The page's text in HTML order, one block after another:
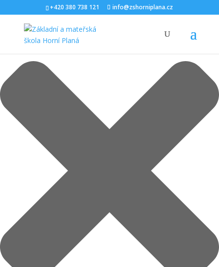
Spravovat Souhlas s cookies
+420 380 738 121 info@zshorniplana.cz